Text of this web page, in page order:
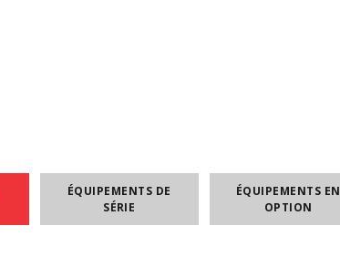
ÉQUIPEMENTS DE
SÉRIE
ÉQUIPEMENTS EN
OPTION